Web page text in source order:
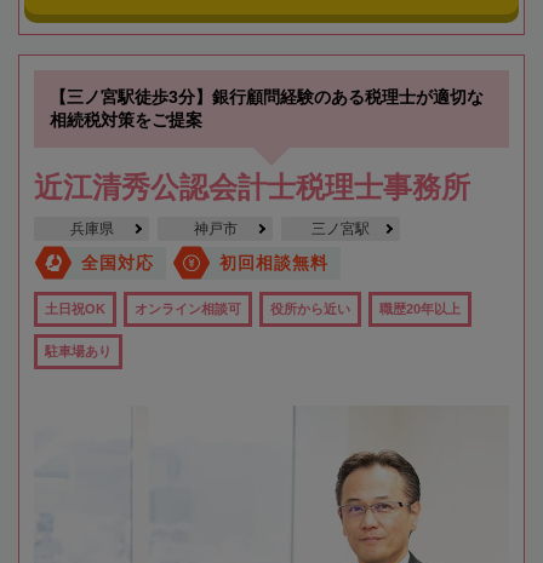
【三ノ宮駅徒歩3分】銀行顧問経験のある税理士が適切な
相続税対策をご提案
近江清秀公認会計士税理士事務所
兵庫県 神戸市 三ノ宮駅
全国対応 初回相談無料
土日祝OK オンライン相談可 役所から近い 職歴20年以上
駐車場あり